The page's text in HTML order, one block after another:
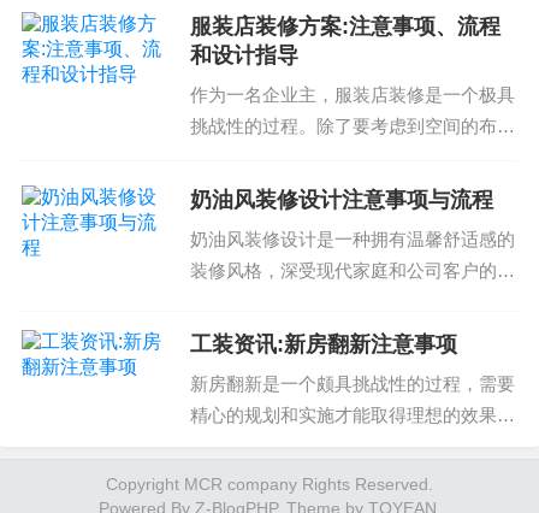
需要注意事项和流程。了解这些知识可以
帮助您避免潜在问题和提高翻新效果。卫
服装店装修方案:注意事项、流程
和设计指导
作为一名企业主，服装店装修是一个极具
挑战性的过程。除了要考虑到空间的布局
足商店的具体需求，吸引顾客，并最终促
意事项、流程和设计指...
奶油风装修设计注意事项与流程
奶油风装修设计是一种拥有温馨舒适感的
装修风格，深受现代家庭和公司客户的喜
选择设计师和施工队伍，才能避免由于设
量问题。奶油风装修设...
工装资讯:新房翻新注意事项
新房翻新是一个颇具挑战性的过程，需要
精心的规划和实施才能取得理想的效果。
注，才能避免潜在的风险和问题。下面是
我们对新房翻新注意事项的整理：1. 准备
Copyright MCR company Rights Reserved.
Powered By Z-BlogPHP. Theme by TOYEAN